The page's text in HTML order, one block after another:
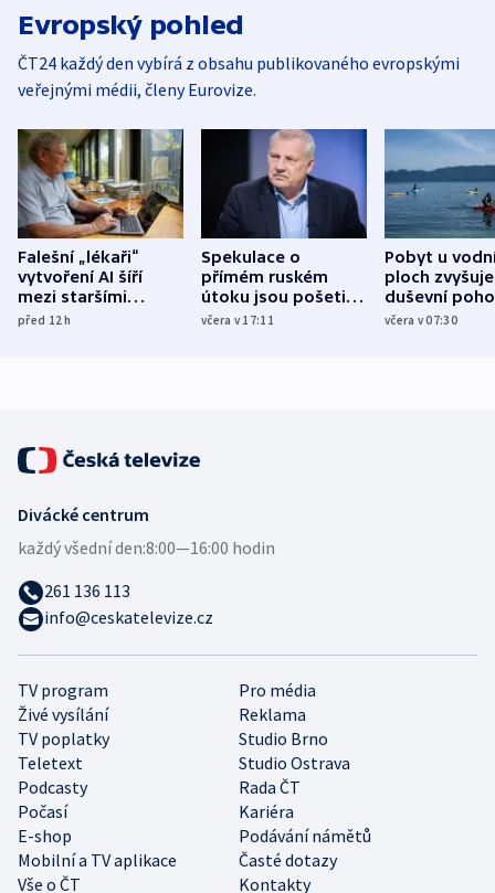
Evropský pohled
ČT24 každý den vybírá z obsahu publikovaného evropskými
veřejnými médii, členy Eurovize.
Falešní „lékaři“
vytvoření AI šíří
mezi staršími
Poláky nebezpečné
před 12h
Spekulace o
přímém ruském
útoku jsou pošetilé,
míní estonský
včera v 17:11
Pobyt u
ploch zvyšuje
duševní
ukázala
včera v 07:30
TV program
Pro média
Živé vysílání
Reklama
TV poplatky
Studio Brno
Teletext
Studio Ostrava
Podcasty
Rada ČT
Počasí
Kariéra
E-shop
Podávání námětů
Mobilní a TV aplikace
Časté dotazy
Vše o ČT
Kontakty
Divácké centrum
každý všední den:8:00—16:00 hodin
261 136 113
info@ceskatelevize.cz